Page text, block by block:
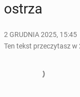
ostrza
2 GRUDNIA 2025, 15:45
Ten tekst przeczytasz w